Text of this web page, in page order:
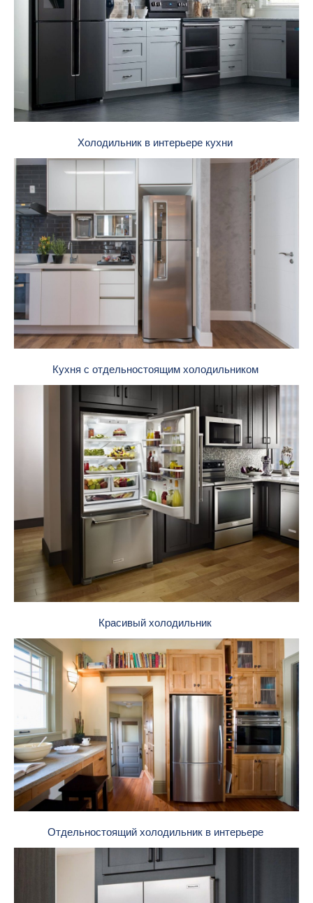
Холодильник в интерьере кухни
Кухня с отдельностоящим холодильником
Красивый холодильник
Отдельностоящий холодильник в интерьере